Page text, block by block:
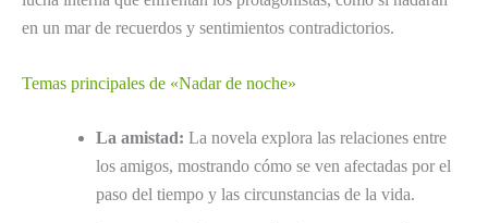
en un mar de recuerdos y sentimientos contradictorios.
Temas principales de «Nadar de noche»
La amistad: La novela explora las relaciones entre
los amigos, mostrando cómo se ven afectadas por el
paso del tiempo y las circunstancias de la vida.